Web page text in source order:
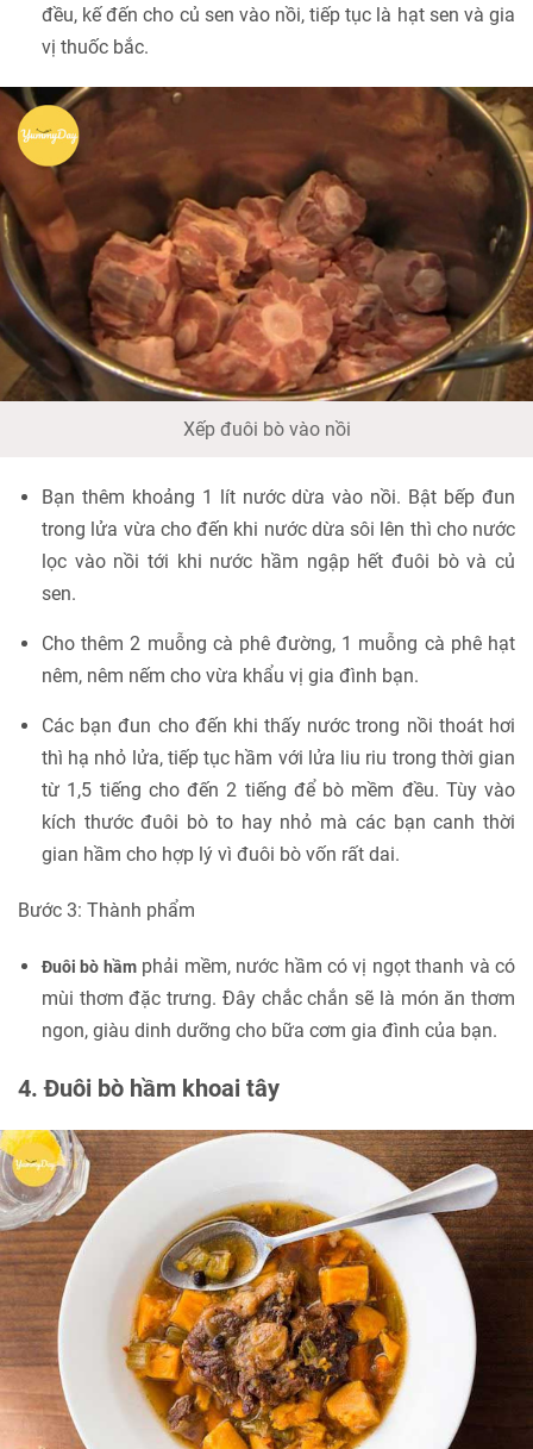
đều, kế đến cho củ sen vào nồi, tiếp tục là hạt sen và gia
vị thuốc bắc.
Xếp đuôi bò vào nồi
Bạn thêm khoảng 1 lít nước dừa vào nồi. Bật bếp đun
trong lửa vừa cho đến khi nước dừa sôi lên thì cho nước
lọc vào nồi tới khi nước hầm ngập hết đuôi bò và củ
sen.
Cho thêm 2 muỗng cà phê đường, 1 muỗng cà phê hạt
nêm, nêm nếm cho vừa khẩu vị gia đình bạn.
Các bạn đun cho đến khi thấy nước trong nồi thoát hơi
thì hạ nhỏ lửa, tiếp tục hầm với lửa liu riu trong thời gian
từ 1,5 tiếng cho đến 2 tiếng để bò mềm đều. Tùy vào
kích thước đuôi bò to hay nhỏ mà các bạn canh thời
gian hầm cho hợp lý vì đuôi bò vốn rất dai.
Bước 3: Thành phẩm
Đuôi bò hầmphải mềm, nước hầm có vị ngọt thanh và có
mùi thơm đặc trưng. Đây chắc chắn sẽ là món ăn thơm
ngon, giàu dinh dưỡng cho bữa cơm gia đình của bạn.
4. Đuôi bò hầm khoai tây